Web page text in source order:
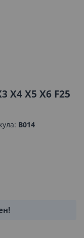
X4 X5 X6 F25
B014